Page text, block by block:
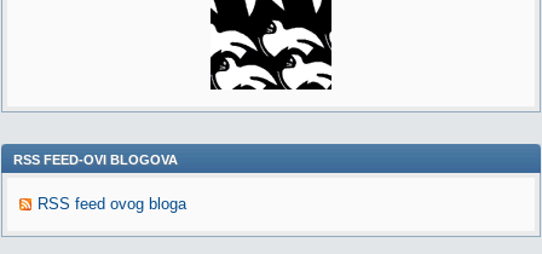
RSS FEED-OVI BLOGOVA
RSS feed ovog bloga